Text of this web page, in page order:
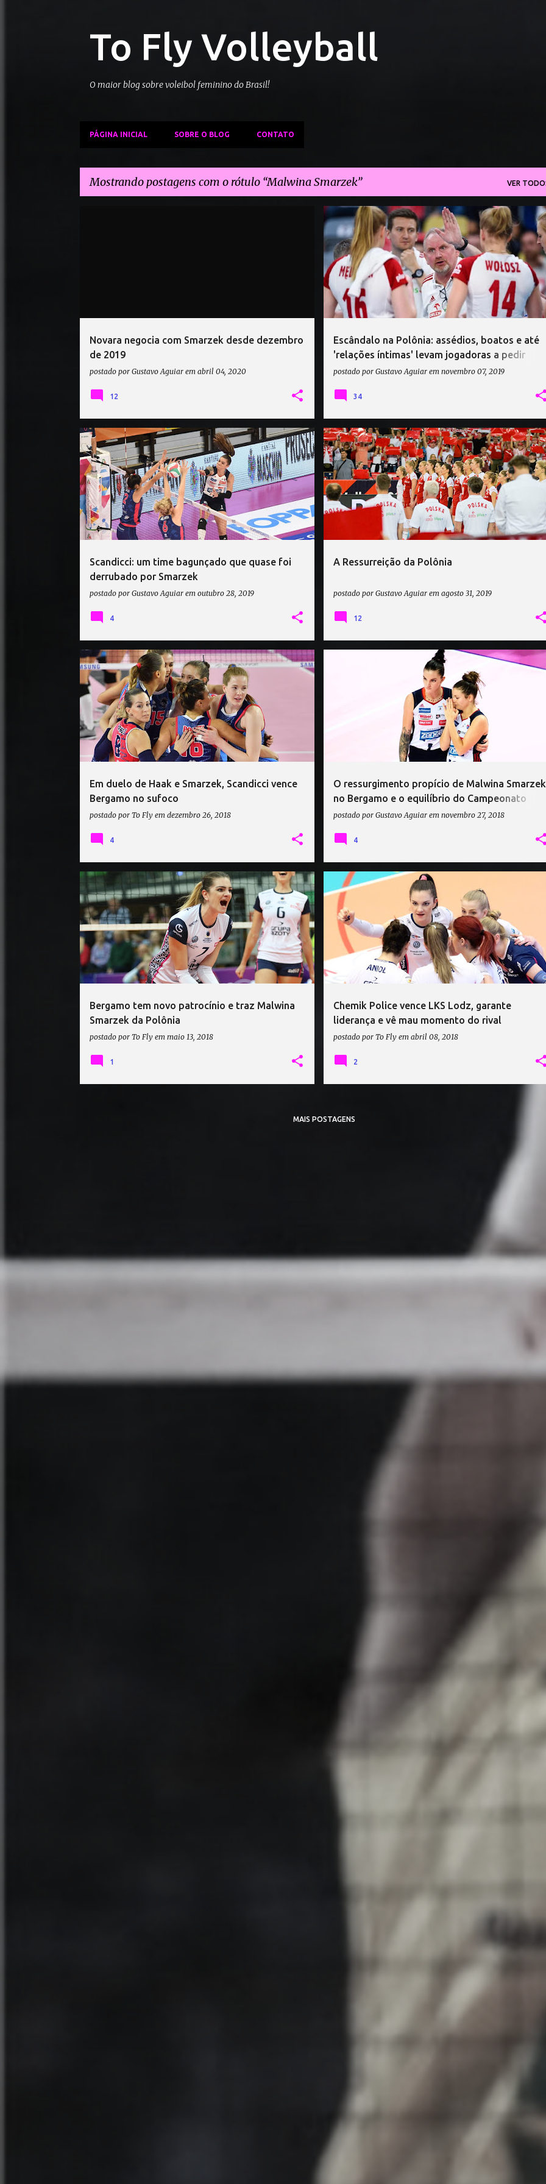
To Fly Volleyball
O maior blog sobre voleibol feminino do Brasil!
PÁGINA INICIAL SOBRE O BLOG CONTATO
Mostrando postagens com o rótulo Malwina Smarzek VER
Novara negocia com Smarzek desde dezembro
de 2019
postado por Gustavo Aguiar em abril 04, 2020
12
Escândalo na Polônia: assédios, boatos e até
'relações íntimas' levam jogadoras a pedir
demissão do técnico
postado por Gustavo Aguiar em novembro 07, 2019
AGNIESKA KAKOLEWSKA ESPECIAL! +4
34
Scandicci: um time bagunçado que quase foi
derrubado por Smarzek
postado por Gustavo Aguiar em outubro 28, 2019
CAMPEONATO ITALIANO DE VÔLEI MALWINA SMARZEK
SAVINO DEL BENE SCANDICCI ZANETTI BERGAMO
4
A Ressurreição da Polônia
postado por Gustavo Aguiar em agosto 31, 2019
JACEK NAWROCKI JOANNA WOLOSZ
MALWINA SMARZEK POLÔNIA VÔLEI +
VÔLEI
12
Em duelo de Haak e Smarzek, Scandicci vence
Bergamo no sufoco
postado por To Fly em dezembro 26, 2018
CAMPEONATO ITALIANO DE VÔLEI ISABELLE HAAK
4
O ressurgimento propício de Malwina Smarzek
no Bergamo e o equilíbrio do Campeonato
Italiano
postado por Gustavo Aguiar em novembro 27, 2018
CAMPEONATO ITALIANO DE VÔLEI MALWINA SMARZEK
4
Bergamo tem novo patrocínio e traz Malwina
Smarzek da Polônia
postado por To Fly em maio 13, 2018
MALWINA SMARZEK MERCADO DO VÔLEI +
ZANETTI BERGAMO
1
Chemik Police vence LKS Lodz, garante
liderança e vê mau momento do rival
postado por To Fly em abril 08, 2018
BUDOWLANI LODZ
2
MAIS POSTAGENS